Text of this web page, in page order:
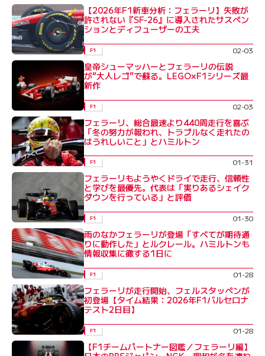
【2026年F1新車分析：フェラーリ】失敗が
許されない『SF-26』に導入されたサスペン
ションとディフューザーの工夫
F1 02-03
皇帝シューマッハーとフェラーリの伝説
が“大人レゴ”で蘇る。LEGO×F1シリーズ最
新作
F1 02-03
フェラーリ、総合最速より440周走行を喜ぶ
「冬の努力が報われ、トラブルなく走れたの
はうれしいこと」とハミルトン
F1 01-31
フェラーリもようやくドライで走行、信頼性
と学びを最優先。代表は「実りあるシェイク
ダウンを行っている」と評価
F1 01-30
雨のなかフェラーリが登場「すべてが期待通
りに動作した」とルクレール。ハミルトンも
情報収集に徹する1日に
F1 01-28
フェラーリが走行開始、フェルスタッペンが
初登場【タイム結果：2026年F1バルセロナ
テスト2日目】
F1 01-28
【F1チームパートナー図鑑／フェラーリ編】